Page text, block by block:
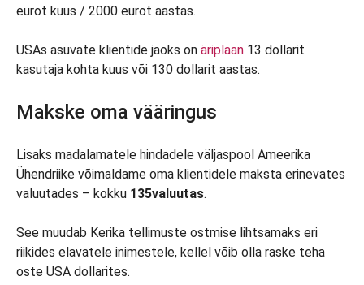
eurot kuus / 2000 eurot aastas.
USAs asuvate klientide jaoks on äriplaan 13 dollarit
kasutaja kohta kuus või 130 dollarit aastas.
Makske oma vääringus
Lisaks madalamatele hindadele väljaspool Ameerika
Ühendriike võimaldame oma klientidele maksta erinevates
valuutades – kokku 135valuutas.
See muudab Kerika tellimuste ostmise lihtsamaks eri
riikides elavatele inimestele, kellel võib olla raske teha
oste USA dollarites.